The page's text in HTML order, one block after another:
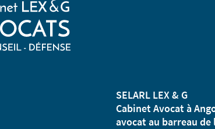
SELARL LEX & G
Cabinet Avocat à
avocat au barreau de